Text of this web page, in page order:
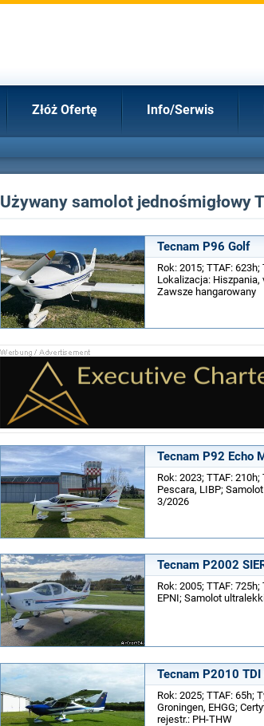
Złóż Ofertę Info/Serwis
Używany samolot jednośmigłowy
Tecnam P96 Golf
Rok: 2015; TTAF:
Lokalizacja: Hiszpania,
Zawsze hangarowany
Tecnam P92 Echo
Rok: 2023; TTAF:
Pescara, LIBP;
3/2026
Tecnam P2002
Rok: 2005; TTAF:
EPNI; Samolot
Tecnam P2010 TDI
Rok: 2025; TTAF: 65h;
Groningen, EHGG;
rejestr.: PH-THW